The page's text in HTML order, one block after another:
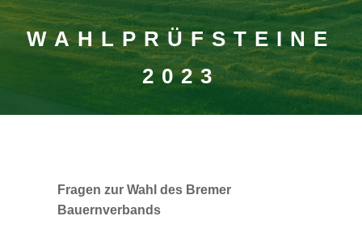
WAHLPRÜFSTEINE
2023
Fragen zur Wahl des Bremer
Bauernverbands